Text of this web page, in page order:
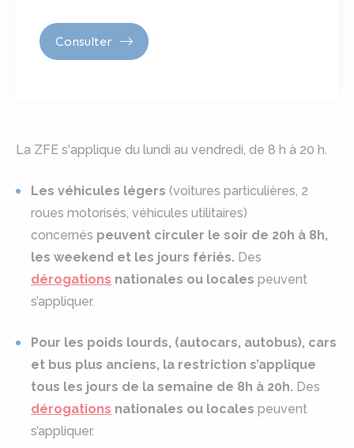
Consulter
La ZFE s'applique du lundi au vendredi, de 8 h à 20 h.
Les véhicules légers (voitures particulières, 2
roues motorisés, véhicules utilitaires)
concernés peuvent circuler le soir de 20h à 8h,
les weekend et les jours fériés. Des
dérogations nationales ou locales peuvent
s’appliquer.
Pour les poids lourds, (autocars, autobus), cars
et bus plus anciens, la restriction s’applique
tous les jours de la semaine de 8h à 20h. Des
dérogations nationales ou locales peuvent
s’appliquer.